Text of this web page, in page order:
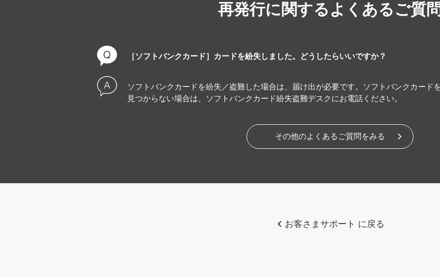
再発行に関するよくあるご質問
［ソフトバンクカード］カードを紛失しました。どうしたらいいですか？
ソフトバンクカードを紛失／盗難した場合は、届け出が必要です。ソフトバンクカード
見つからない場合は、ソフトバンクカード紛失盗難デスクにお電話ください。
その他のよくあるご質問をみる
お客さまサポート に戻る